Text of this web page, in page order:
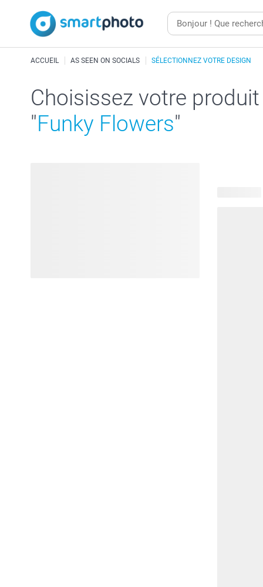
ACCUEIL AS SEEN ON SOCIALS SÉLECTIONNEZ VOTRE DESIGN
Choisissez votre
"Funky Flowers"